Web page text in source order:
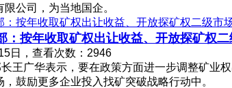
公司，为当地国企。
：按年收取矿权出让收益、开放探矿权
日，查看次数：2946
王广华表示，要在政策方面进一步调整矿业
鼓励更多企业投入找矿突破战略行动中。